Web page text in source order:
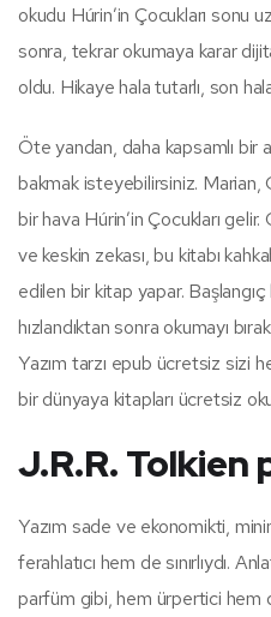
okudu Húrin’in Çocukları sonu
sonra, tekrar okumaya karar
oldu. Hikaye hala tutarlı, son
Öte yandan, daha kapsamlı bir
bakmak isteyebilirsiniz. Marian,
bir hava Húrin’in Çocukları
ve keskin zekası, bu kitabı
edilen bir kitap yapar.
hızlandıktan sonra okumayı
Yazım tarzı epub ücretsiz sizi
bir dünyaya kitapları ücretsiz
J.R.R. Tolkien
Yazım sade ve ekonomikti,
ferahlatıcı hem de sınırlıydı.
parfüm gibi, hem ürpertici